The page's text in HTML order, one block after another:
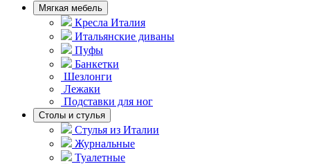
Мягкая мебель
Кресла Италия
Итальянские диваны
Пуфы
Банкетки
Шезлонги
Лежаки
Подставки для ног
Столы и стулья
Стулья из Италии
Журнальные
Туалетные